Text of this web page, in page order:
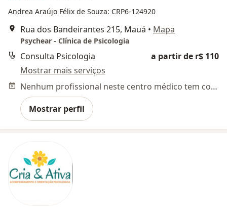
Andrea Araújo Félix de Souza: CRP6-124920
Rua dos Bandeirantes 215, Mauá • Mapa
Psychear - Clínica de Psicologia
Consulta Psicologia
a partir de r$ 110
Mostrar mais serviços
Nenhum profissional neste centro médico tem consultas disponíveis
Mostrar perfil